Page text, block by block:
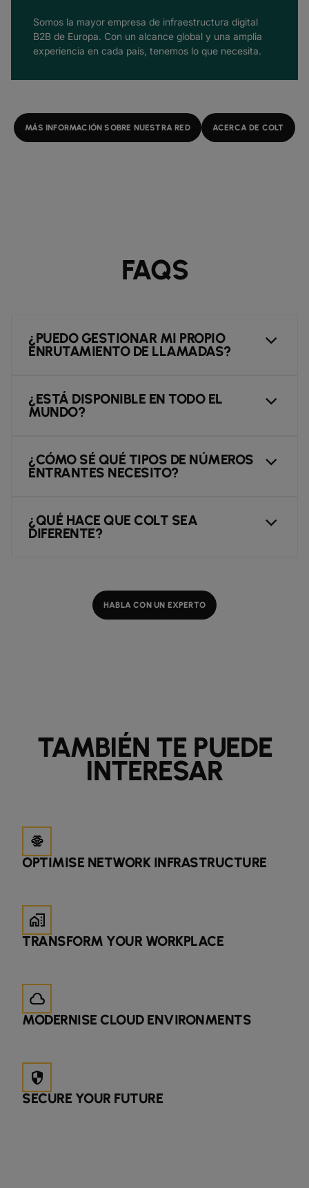
Somos la mayor empresa de infraestructura digital
B2B de Europa. Con un alcance global y una amplia
experiencia en cada país, tenemos lo que necesita.
MÁS INFORMACIÓN SOBRE NUESTRA RED ACERCA DE COLT
FAQS
¿PUEDO GESTIONAR MI PROPIO
ENRUTAMIENTO DE LLAMADAS?
¿ESTÁ DISPONIBLE EN TODO EL
MUNDO?
¿CÓMO SÉ QUÉ TIPOS DE NÚMEROS
ENTRANTES NECESITO?
¿QUÉ HACE QUE COLT SEA
DIFERENTE?
HABLA CON UN EXPERTO
TAMBIÉN TE PUEDE
INTERESAR
network_intelligence
OPTIMISE NETWORK INFRASTRUCTURE
home_work
TRANSFORM YOUR WORKPLACE
cloud
MODERNISE CLOUD ENVIRONMENTS
security
SECURE YOUR FUTURE